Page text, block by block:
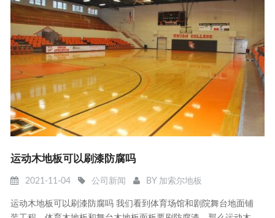
运动木地板可以刷漆防腐吗
2021-11-04 公司新闻 BY 加索尔地板
运动木地板可以刷漆防腐吗 我们看到体育场馆和剧院舞台地面铺